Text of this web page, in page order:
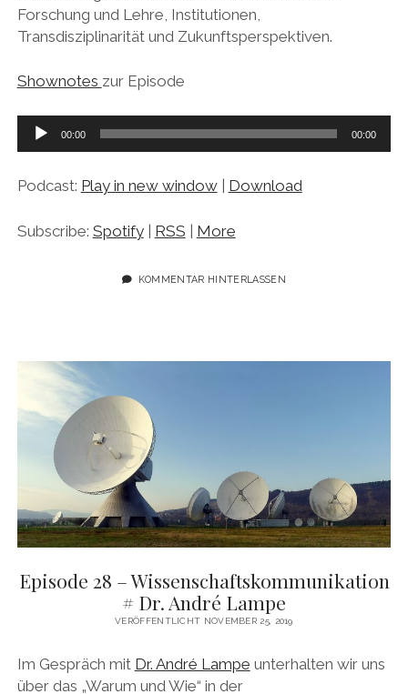
Forschung und Lehre, Institutionen,
Transdisziplinarität und Zukunftsperspektiven.
Shownotes zur Episode
Audio-
00:00 00:00
Podcast: Play in new window| Download
Subscribe: Spotify| RSS | More
KOMMENTAR HINTERLASSEN
Episode 28 – Wissenschaftskommunikation
# Dr. André Lampe
VERÖFFENTLICHT NOVEMBER 25, 2019
Im Gespräch mit Dr. André Lampe unterhalten wir uns
über das „Warum und Wie“ in der